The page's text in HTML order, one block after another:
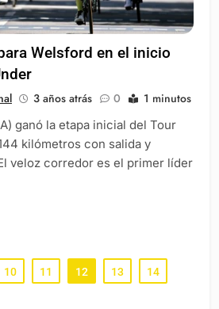
Welsford en el inicio
3 años atrás 0 1 minutos
ganó la etapa inicial del Tour
kilómetros con salida y
veloz corredor es el primer líder
10 11 12 13 14